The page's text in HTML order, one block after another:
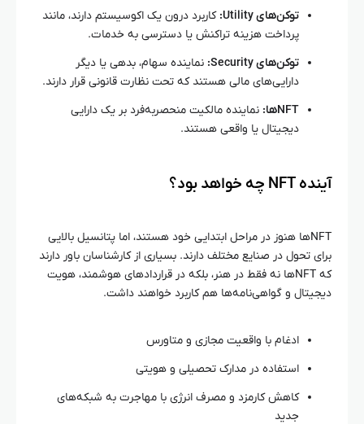
توکن‌های Utility:
کاربرد درون یک اکوسیستم دارند، مانند
پرداخت هزینه تراکنش یا دسترسی به خدمات.
توکن‌های Security:
نماینده سهام، بدهی یا دیگر
دارایی‌های مالی هستند که تحت نظارت قانونی قرار دارند.
NFTها:
نماینده مالکیت منحصربه‌فرد بر یک دارایی
دیجیتال یا واقعی هستند.
آینده NFT چه خواهد بود؟
NFTها هنوز در مراحل ابتدایی خود هستند، اما پتانسیل بالایی
برای تحول در صنایع مختلف دارند. بسیاری از کارشناسان باور دارند
که NFTها نه فقط در هنر، بلکه در قراردادهای هوشمند، هویت
دیجیتال و گواهی‌نامه‌ها هم کاربرد خواهند داشت.
ادغام با واقعیت مجازی و متاورس
استفاده در مدارک تحصیلی و هویتی
کاهش کارمزد و مصرف انرژی با مهاجرت به شبکه‌های
جدید